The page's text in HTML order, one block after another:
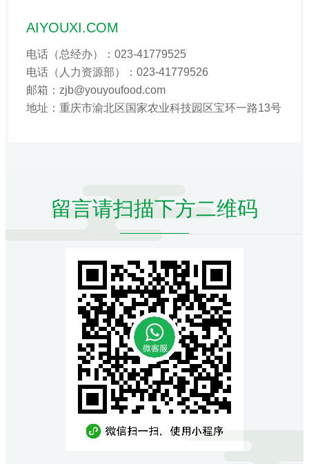
AIYOUXI.COM
电话（总经办）：023-41779525
电话（人力资源部）：023-41779526
邮箱：zjb@youyoufood.com
地址：重庆市渝北区国家农业科技园区宝环一路13号
留言请扫描下方二维码